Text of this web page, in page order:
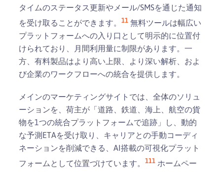
タイムのステータス更新やメール/SMSを通じた通知
を受け取ることができます。 11 無料ツールは幅広い
プラットフォームへの入り口として明示的に位置付
けられており、月間利用量に制限があります。一
方、有料製品はより高い上限、より深い解析、およ
び企業のワークフローへの統合を提供します。
メインのマーケティングサイトでは、全体のソリュ
ーションを、荷主が「道路、鉄道、海上、航空の貨
物を1つの統合プラットフォームで追跡」し、動的
な予測ETAを受け取り、キャリアとの手動コーディ
ネーションを削減できる、AI搭載の可視化プラット
フォームとして位置づけています。 111 ホームペー